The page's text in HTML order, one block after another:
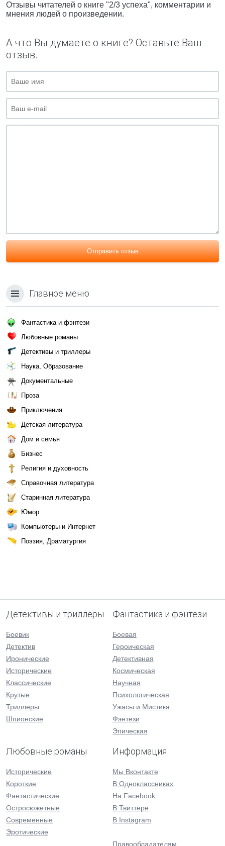
Отзывы читателей о книге "2/3 успеха", комментарии и
мнения людей о произведении.
А что Вы думаете о книге? Оставьте Ваш
отзыв.
Отправить отзыв
Главное меню
Фантастика и фэнтези
Любовные романы
Детективы и триллеры
Наука, Образование
Документальные
Проза
Приключения
Детская литература
Дом и семья
Бизнес
Религия и духовность
Справочная литература
Старинная литература
Юмор
Компьютеры и Интернет
Поэзия, Драматургия
Детективы и триллеры
Боевик
Детектив
Иронические
Исторические
Классические
Крутые
Триллеры
Шпионские
Фантастика и фэнтези
Боевая
Героическая
Детективная
Космическая
Научная
Психологическая
Ужасы и Мистика
Фэнтези
Эпическая
Любовные романы
Исторические
Короткие
Фантастические
Остросюжетные
Современные
Эротические
Информация
Мы Вконтакте
В Одноклассниках
На Facebook
В Твиттере
В Instagram
Правообладателям